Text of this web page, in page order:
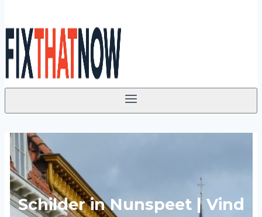
Schilder in Nunspeet | Vind